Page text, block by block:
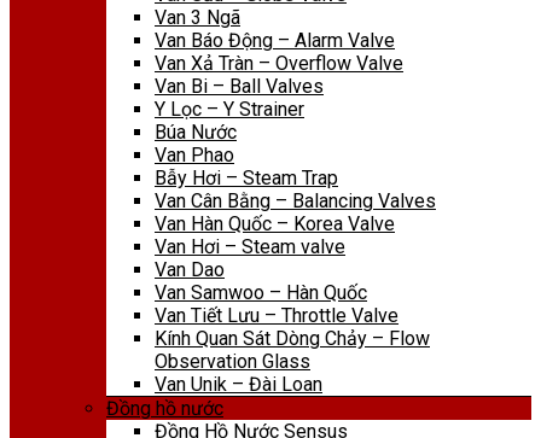
Van 3 Ngã
Van Báo Động – Alarm Valve
Van Xả Tràn – Overflow Valve
Van Bi – Ball Valves
Y Lọc – Y Strainer
Búa Nước
Van Phao
Bẫy Hơi – Steam Trap
Van Cân Bằng – Balancing Valves
Van Hàn Quốc – Korea Valve
Van Hơi – Steam valve
Van Dao
Van Samwoo – Hàn Quốc
Van Tiết Lưu – Throttle Valve
Kính Quan Sát Dòng Chảy – Flow
Observation Glass
Van Unik – Đài Loan
Đồng hồ nước
Đồng Hồ Nước Sensus